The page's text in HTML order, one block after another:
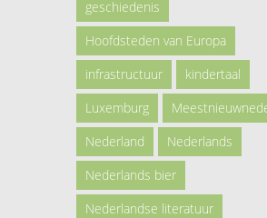
geschiedenis
Hoofdsteden van Europa
infrastructuur
kindertaal
Luxemburg
Nederland
Nederlands
Nederlands bier
Nederlandse literatuur